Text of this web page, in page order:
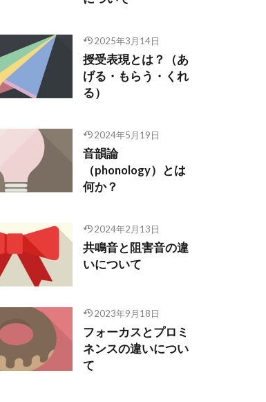
2025年3月14日
授受表現とは？（あ
げる・もらう・くれ
る）
2024年5月19日
音韻論
（phonology）とは
何か？
2024年2月13日
共鳴音と阻害音の違
いについて
2023年9月18日
フォーカスとプロミ
ネンスの違いについ
て